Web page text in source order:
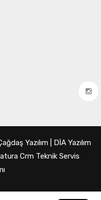
Yazılım | DİA Yazılım
Crm Teknik Servis